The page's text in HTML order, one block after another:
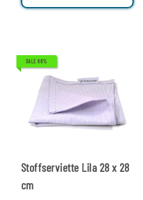
SALE 66%
Stoffserviette Lila 28 x 28
cm